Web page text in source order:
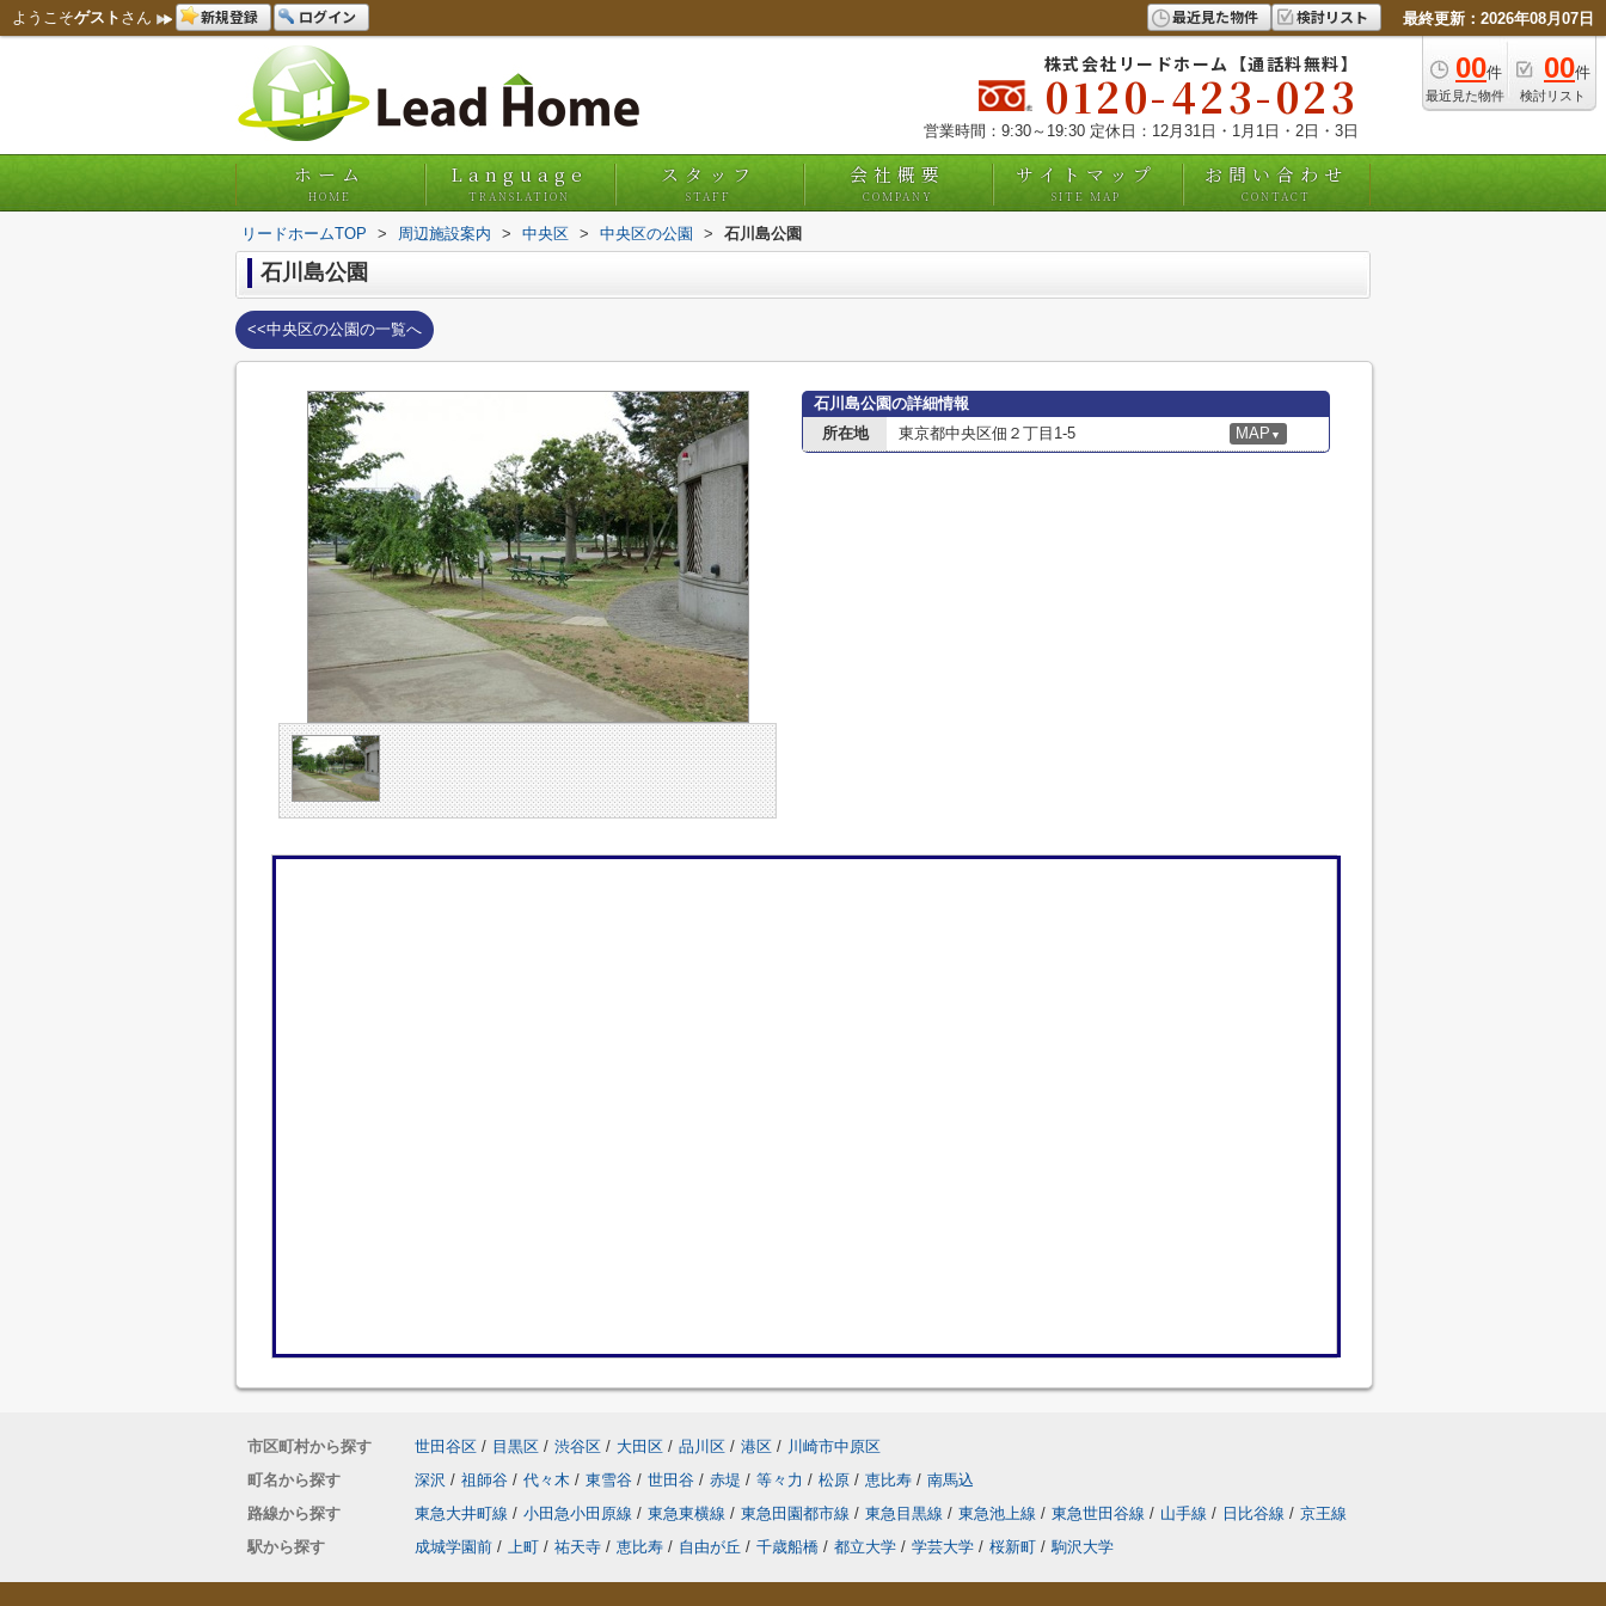
ようこそゲスト さん 新規登録 ログイン 最近見た物件 検討リスト 最終更新：2026年08月07日
00件
最近見た物件
00件
検討リスト
株式会社リードホーム【通話料無料】
0120-423-023
営業時間：9:30～19:30 定休日：12月31日・1月1日・2日・3日
ホーム
HOME
Language
TRANSLATION
スタッフ
STAFF
会社概要
COMPANY
サイトマップ
SITE MAP
お問い合わせ
CONTACT
リードホームTOP > 周辺施設案内 > 中央区 > 中央区の公園 > 石川島公園
石川島公園
<<中央区の公園の一覧へ
石川島公園の詳細情報
所在地
東京都中央区佃２丁目1-5 MAP ▼
市区町村から探す 世田谷区 / 目黒区 / 渋谷区 / 大田区 / 品川区 / 港区 / 川崎市中原区
町名から探す
深沢 / 祖師谷 / 代々木 / 東雪谷 / 世田谷 / 赤堤 / 等々力 / 松原 / 恵比寿 / 南馬込
路線から探す
東急大井町線 / 小田急小田原線 / 東急東横線 / 東急田園都市線 / 東急目黒線 / 東急池上線 / 東急世田谷線 / 山手線 / 日比谷線 / 京王線
駅から探す
成城学園前 / 上町 / 祐天寺 / 恵比寿 / 自由が丘 / 千歳船橋 / 都立大学 / 学芸大学 / 桜新町 / 駒沢大学